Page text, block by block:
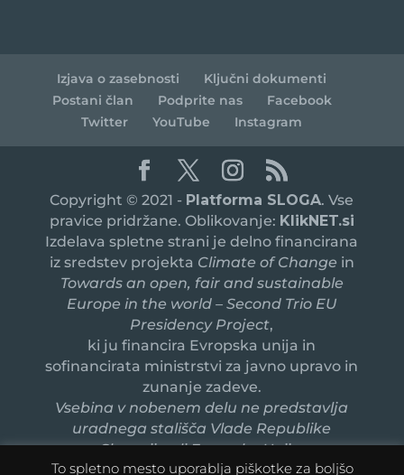
Izjava o zasebnosti
Ključni dokumenti
Postani član
Podprite nas
Facebook
Twitter
YouTube Instagram
Copyright © 2021 - Platforma SLOGA. Vse
pravice pridržane. Oblikovanje: KlikNET.si
Izdelava spletne strani je delno financirana
iz sredstev projekta Climate of Change in
Towards an open, fair and sustainable
Europe in the world – Second Trio EU
Presidency Project,
ki ju financira Evropska unija in
sofinancirata ministrstvi za javno upravo in
zunanje zadeve.
Vsebina v nobenem delu ne predstavlja
uradnega stališča Vlade Republike
Slovenije ali Evropske Unije.
To spletno mesto uporablja piškotke za boljšo